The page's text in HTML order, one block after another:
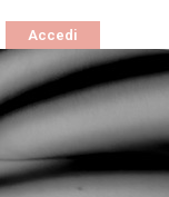
Accedi